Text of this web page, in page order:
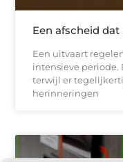
Een afscheid
Een uitvaart
intensieve periode.
terwijl er
herinneringen